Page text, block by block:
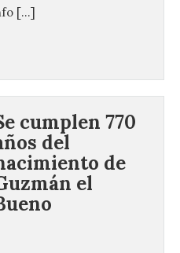
[…]
cumplen 770
del
de
el
de León
iniciativa
la sección
Diario de
para
Desde las